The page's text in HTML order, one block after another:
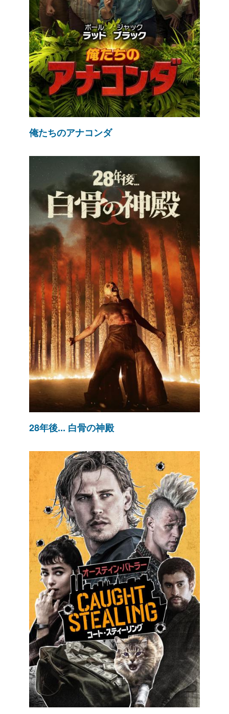
俺たちのアナコンダ
28年後... 白骨の神殿